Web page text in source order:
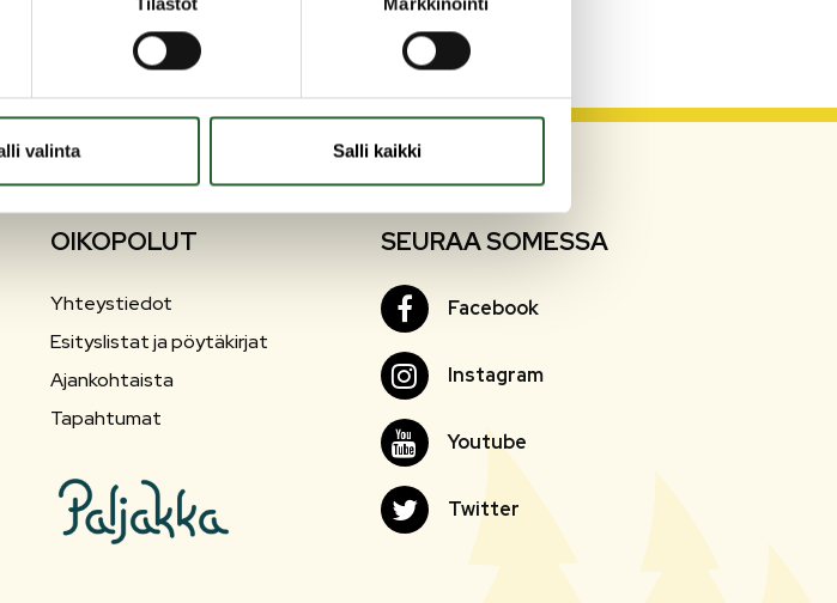
valinta Salli kaikki
OIKOPOLUT
Yhteystiedot
Esityslistat ja pöytäkirjat
Ajankohtaista
Tapahtumat
SEURAA SOMESSA
FacebookFacebook
InstagramInstagram
YoutubeYoutube
Twitter Twitter